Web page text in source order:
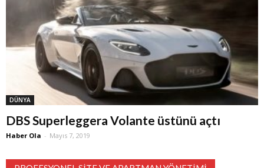
DÜNYA
DBS Superleggera Volante üstünü açtı
Haber Ola - Mayıs 7, 2019